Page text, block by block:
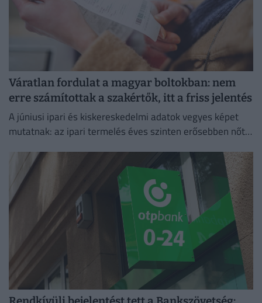
Váratlan fordulat a magyar boltokban: nem
erre számítottak a szakértők, itt a friss jelentés
A júniusi ipari és kiskereskedelmi adatok vegyes képet
mutatnak: az ipari termelés éves szinten erősebben nőtt